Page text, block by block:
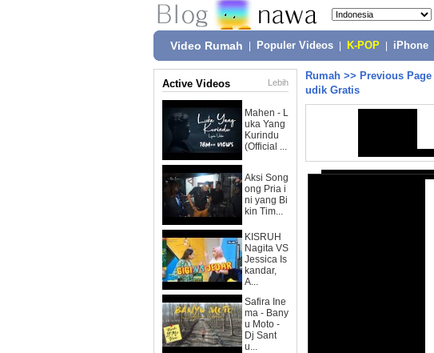
Video Rumah Populer Videos K-POP iPhone
Active Videos Lebih
Mahen - L
uka Yang
Kurindu
(Official ...
Aksi Song
ong Pria i
ni yang Bi
kin Tim...
KISRUH
Nagita VS
Jessica Is
kandar,
A...
Safira Ine
ma - Bany
u Moto -
Dj Sant
u...
Rumah >> Previous Page
udik Gratis